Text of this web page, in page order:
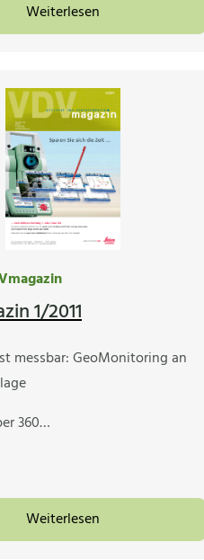
Weiterlesen
1/2011
messbar: GeoMonitoring an
360…
Weiterlesen